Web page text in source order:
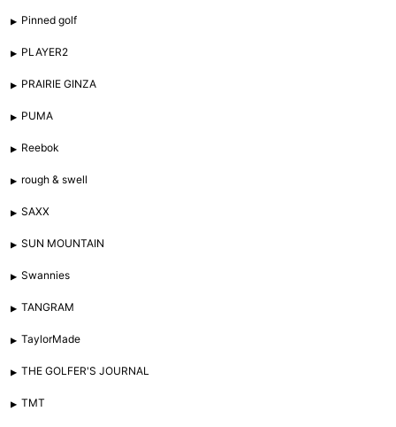
Pinned golf
PLAYER2
PRAIRIE GINZA
PUMA
Reebok
rough & swell
SAXX
SUN MOUNTAIN
Swannies
TANGRAM
TaylorMade
THE GOLFER'S JOURNAL
TMT